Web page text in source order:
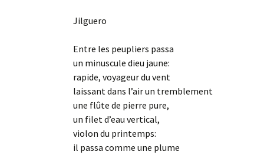
Jilguero
Entre les peupliers passa
un minuscule dieu jaune:
rapide, voyageur du vent
laissant dans l’air un tremblement
une flûte de pierre pure,
un filet d’eau vertical,
violon du printemps:
il passa comme une plume